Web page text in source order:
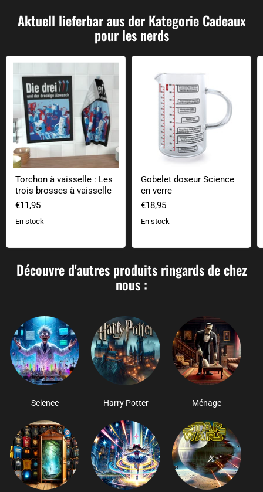
Aktuell lieferbar aus der Kategorie Cadeaux
pour les nerds
Torchon à vaisselle : Les
trois brosses à vaisselle
€11,95
En stock
Gobelet doseur Science
en verre
€18,95
En stock
Découvre d'autres produits ringards de chez
nous :
Science Harry Potter Ménage